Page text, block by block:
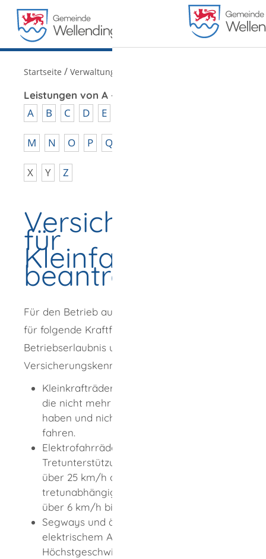
MENÜ
Startseite / Verwaltung
Leistungen von A - Z
A B C D E
M N O P Q
X Y Z
für
Kleinfahrzeuge
beantragen
Für den Betrieb auf öffentlichen Straßen sind
für folgende Kraftfahrzeuge lediglich eine
Betriebserlaubnis und ein
Versicherungskennzeichen erforderlich:
Kleinkrafträder, wie Mofas und Mopeds,
die nicht mehr als 50 cm3 Hubraum
haben und nicht schneller als 45 km/h
fahren.
Elektrofahrräder mit einer
Tretunterstützung bei Geschwindigkeiten
über 25 km/h oder einer
tretunabhängigen Motorunterstützung
über 6 km/h bis maximal 45 km/h.
Segways und ähnliche Mobilitätshilfen mit
elektrischem Antrieb und einer
Höchstgeschwindigkeit von bis zu 20